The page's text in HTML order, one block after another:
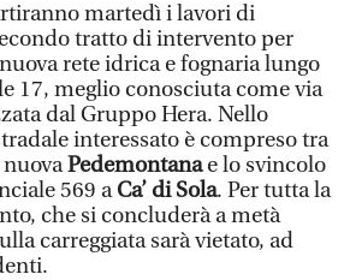
martedì i lavori di
tratto di intervento per
rete idrica e fognaria lungo
17, meglio conosciuta come via
dal Gruppo Hera. Nello
interessato è compreso tra
Pedemontanae lo svincolo
569 aCa’ di Sola. Per tutta la
che si concluderà a metà
carreggiata sarà vietato, ad